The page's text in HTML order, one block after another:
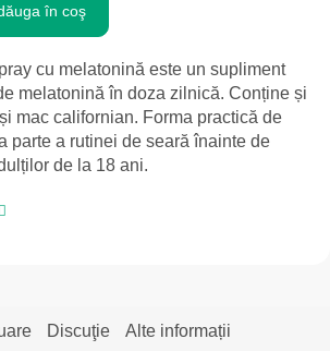
în coş
cu melatonină este un supliment
melatonină în doza zilnică. Conține și
mac californian. Forma practică de
parte a rutinei de seară înainte de
de la 18 ani.
Discuţie Alte informații